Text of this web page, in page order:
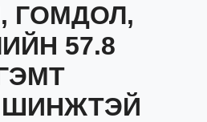
ГОМДОЛ,
57.8
ШИНЖТЭЙ